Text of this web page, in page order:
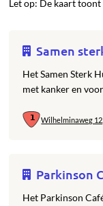
Let op: De kaart toont
Samen
Het Samen Sterk
met kanker en
Wilhelminaweg
Parkinson
Het Parkinson